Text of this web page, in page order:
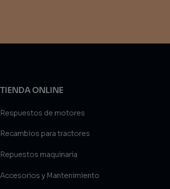
TIENDA ONLINE
Respuestos de motores
Recambios para tractores
Repuestos maquinaria
Accesorios y Mantenimiento